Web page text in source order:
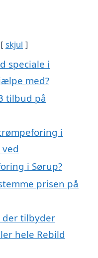
skjul
speciale i
med?
tilbud på
i
i Sørup?
prisen på
der tilbyder
hele Rebild